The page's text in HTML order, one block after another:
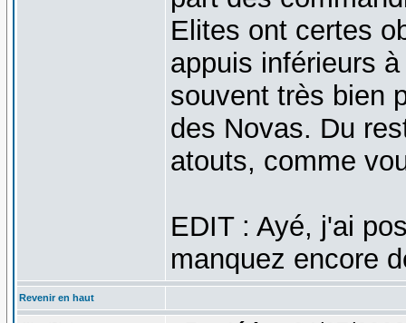
Elites ont certes
appuis inférieurs
souvent très bien
des Novas. Du
atouts, comme
EDIT : Ayé, j'ai
manquez encore
Revenir en haut